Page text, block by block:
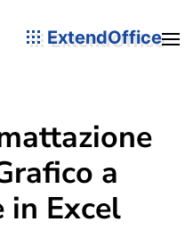
ExtendOffice
a
in Excel